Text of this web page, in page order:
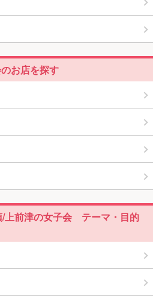
お店を探す
/上前津の女子会 テーマ・目的